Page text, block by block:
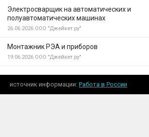
Электросварщик на автоматических и
полуавтоматических машинах
26.06.2026 ООО "Джейкет.ру"
Монтажник РЭА и приборов
19.06.2026 ООО "Джейкет.ру"
источник информации Работа в России